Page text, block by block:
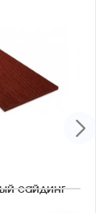
сайдинг